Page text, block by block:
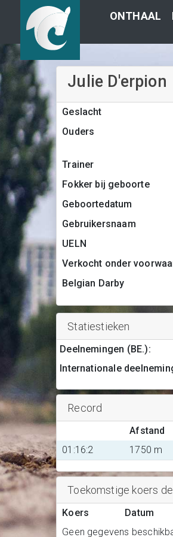
ONTHAAL
Julie D'erpion
Geslacht
Ouders
Trainer
Fokker bij geboorte
Geboortedatum
Gebruikersnaam
UELN
Verkocht onder
Belgian Darby
Statiestieken
Deelnemingen (BE.):
Internationale
Record
Afstand
01:16:2
1750 m
Toekomstige koers
Koers Datum
Geen gegevens